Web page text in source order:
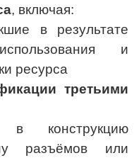
, включая:
в результате
и
ресурса
третьими
в конструкцию
разъёмов или